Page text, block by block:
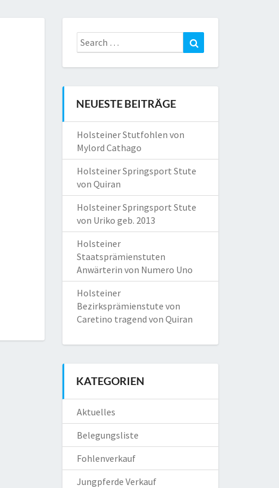
Search
for:
NEUESTE BEITRÄGE
Holsteiner Stutfohlen von
Mylord Cathago
Holsteiner Springsport Stute
von Quiran
Holsteiner Springsport Stute
von Uriko geb. 2013
Holsteiner
Staatsprämienstuten
Anwärterin von Numero Uno
Holsteiner
Bezirksprämienstute von
Caretino tragend von Quiran
KATEGORIEN
Aktuelles
Belegungsliste
Fohlenverkauf
Jungpferde Verkauf